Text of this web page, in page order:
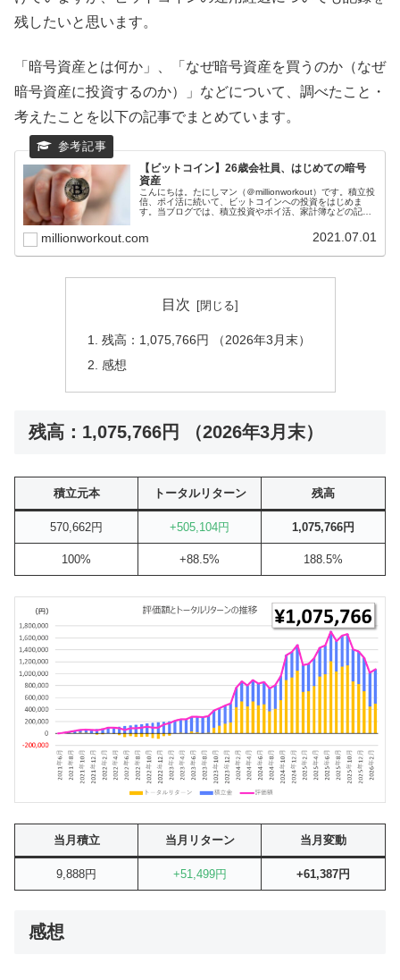
残したいと思います。
「暗号資産とは何か」、「なぜ暗号資産を買うのか（なぜ
暗号資産に投資するのか）」などについて、調べたこと・
考えたことを以下の記事でまとめています。
【ビットコイン】26歳会社員、はじめての暗号
資産
こんにちは。たにしマン（＠millionworkout）です。積立投
信、ポイ活に続いて、ビットコインへの投資をはじめま
す。当ブログでは、積立投資やポイ活、家計簿などの記録
millionworkout.com 2021.07.01
目次
残高：1,075,766円 （2026年3月末）
感想
残高：1,075,766円 （2026年3月末）
積立元本 トータルリターン 残高
570,662円 +505,104円 1,075,766円
100% +88.5% 188.5%
当月積立 当月リターン 当月変動
9,888円 +51,499円 +61,387円
感想